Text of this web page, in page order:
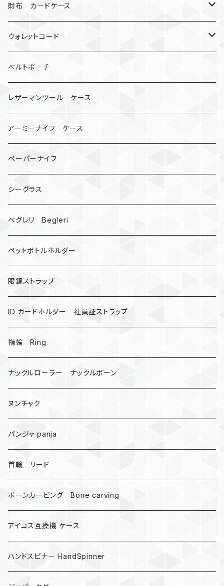
ミイラ
ナット
レザーマン
マルチツール
オニヤンマ
ビーズ
手裏剣
クロス十字架
ドリームキャッチャー
カウベル 熊鈴
昆虫
ミツバチ
AirTag
戦国武将、侍
悪魔の鍵
爬虫類、蛇
DNA 螺旋
受注作成_名入り、ネーム
ハンドストラップ
リングストラップ
ゴルフマーカー
ゴルフボールケース
ティーホルダー
財布 カードケース
コインケース
チューブ
コインケース
紙
カードケース
ウォレットコード
2カラー
ベルトポーチ
レザーマンツール ケース
アーミーナイフ ケース
ペーパーナイフ
シーグラス
ベグレリ Begleri
ペットボトルホルダー
眼鏡ストラップ
ID カードホルダー 社員証ストラップ
指輪 Ring
ナックルローラー ナックルボーン
ヌンチャク
パンジャ panja
首輪 リード
ボーンカービング Bone carving
アイコス互換機 ケース
ハンドスピナー HandSpinner